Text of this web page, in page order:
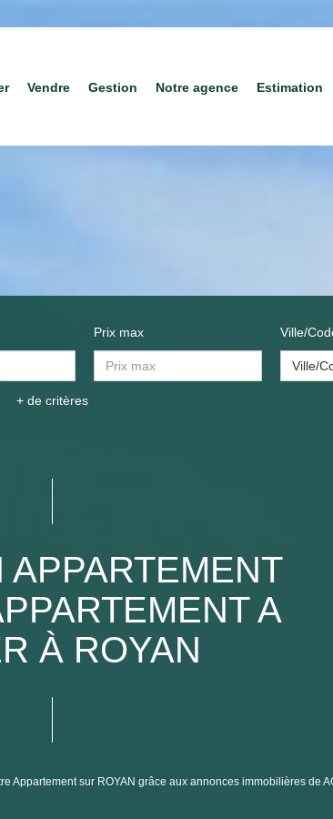
Vendre Gestion Notre agence Estimation
Prix max Ville/
Ville/
+ de critères
APPARTEMENT
A
À ROYAN
sur ROYAN grâce aux annonces immobilières de